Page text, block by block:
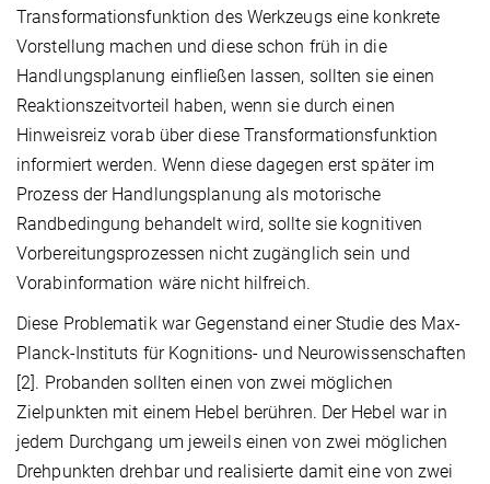
Transformationsfunktion des Werkzeugs eine konkrete
Vorstellung machen und diese schon früh in die
Handlungsplanung einfließen lassen, sollten sie einen
Reaktionszeitvorteil haben, wenn sie durch einen
Hinweisreiz vorab über diese Transformationsfunktion
informiert werden. Wenn diese dagegen erst später im
Prozess der Handlungsplanung als motorische
Randbedingung behandelt wird, sollte sie kognitiven
Vorbereitungsprozessen nicht zugänglich sein und
Vorabinformation wäre nicht hilfreich.
Diese Problematik war Gegenstand einer Studie des Max-
Planck-Instituts für Kognitions- und Neurowissenschaften
[2]. Probanden sollten einen von zwei möglichen
Zielpunkten mit einem Hebel berühren. Der Hebel war in
jedem Durchgang um jeweils einen von zwei möglichen
Drehpunkten drehbar und realisierte damit eine von zwei